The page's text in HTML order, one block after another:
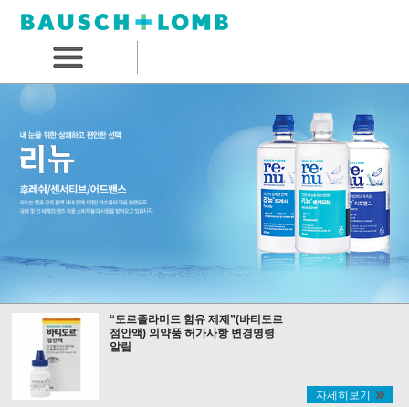
“도르졸라미드 함유 제제”(바티도르
점안액) 의약품 허가사항 변경명령
알림
자세히보기